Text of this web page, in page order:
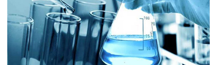
VIEW DETAILS